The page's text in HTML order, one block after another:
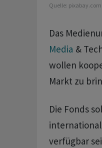
Quelle: pixabay.com
Das
Media &
wollen
Markt zu
Die Fonds
international
verfügbar